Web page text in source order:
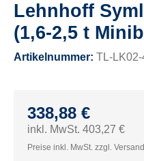
Lehnhoff
(1,6-2,5 t
Artikelnummer: TL-
338,88 €
inkl. MwSt. 403,27 €
Preise inkl. MwSt. zzgl.